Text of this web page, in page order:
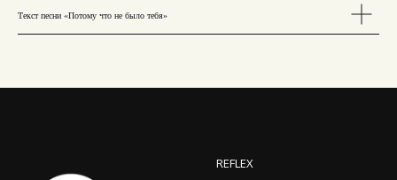
Текст песни «Потому что не было тебя»
REFLEX